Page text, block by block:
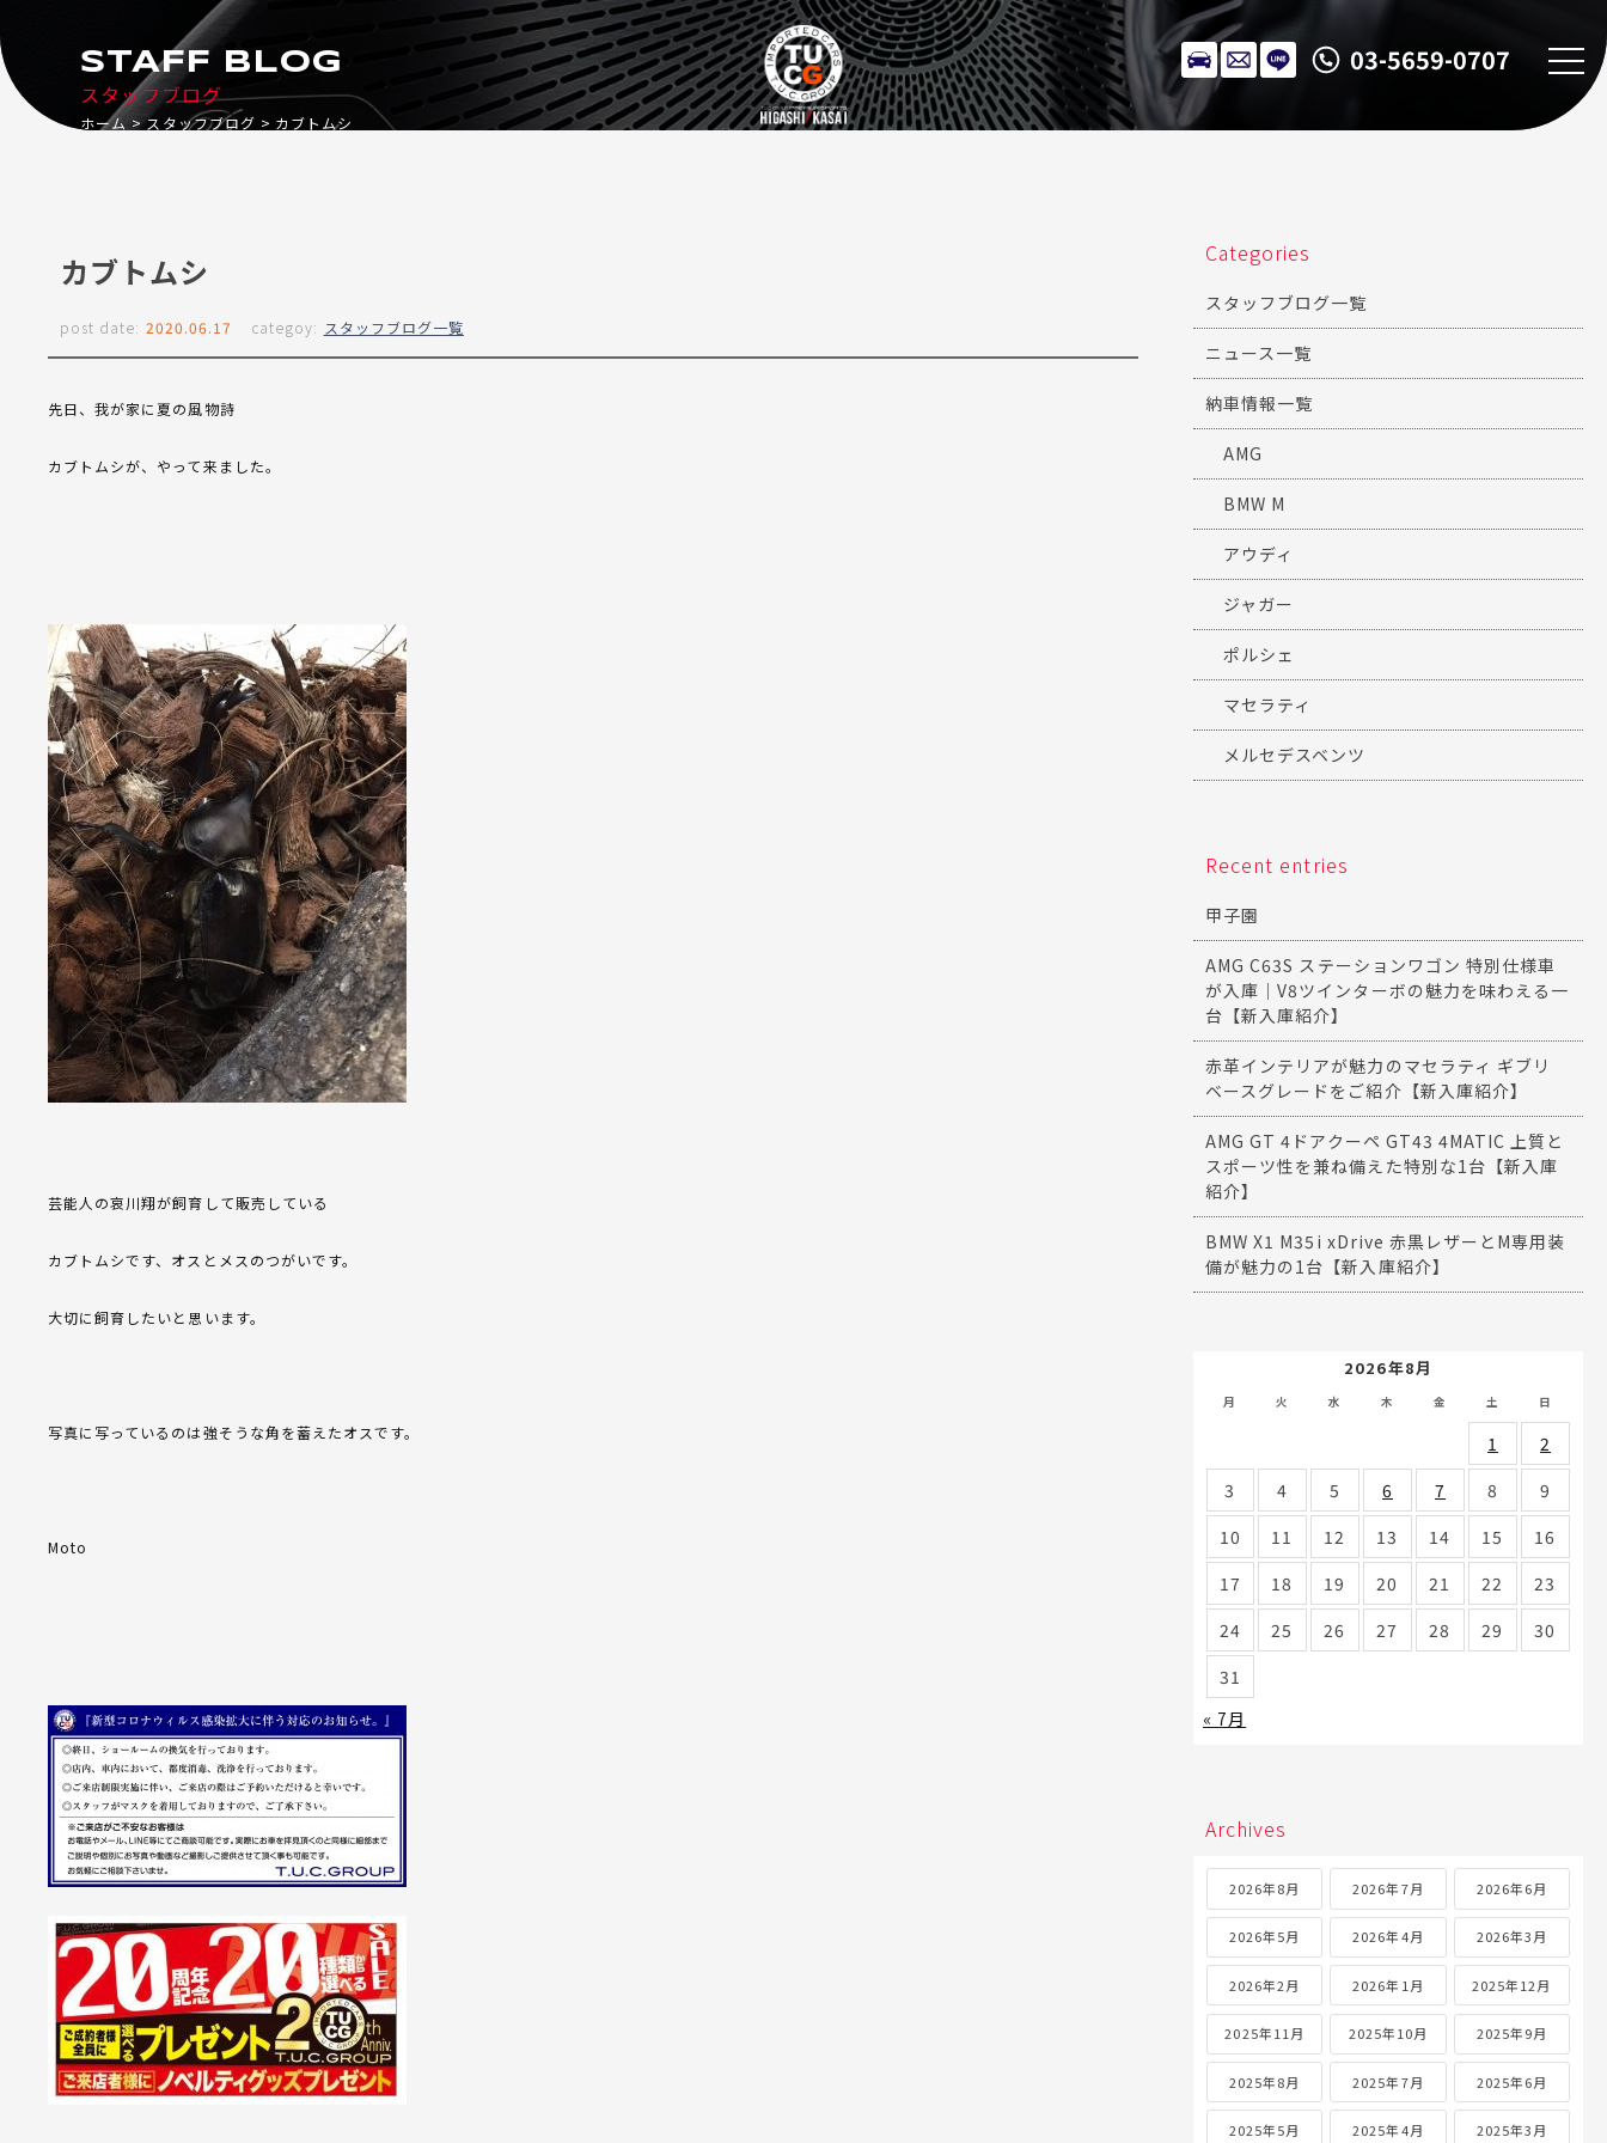
03-5659-0707
スタッフブログ
STAFF BLOG
ホーム スタッフブログ カブトムシ
カブトムシ
post date: 2020.06.17 categoy: スタッフブログ一覧
先日、我が家に夏の風物詩
カブトムシが、やって来ました。
芸能人の哀川翔が飼育して販売している
カブトムシです、オスとメスのつがいです。
大切に飼育したいと思います。
写真に写っているのは強そうな角を蓄えたオスです。
Moto
Categories
スタッフブログ一覧
ニュース一覧
納車情報一覧
AMG
BMW M
アウディ
ジャガー
ポルシェ
マセラティ
メルセデスベンツ
Recent entries
甲子園
AMG C63S ステーションワゴン 特別仕様車
が入庫｜V8ツインターボの魅力を味わえる一
台【新入庫紹介】
赤革インテリアが魅力のマセラティ ギブリ
ベースグレードをご紹介【新入庫紹介】
AMG GT 4ドアクーペ GT43 4MATIC 上質と
スポーツ性を兼ね備えた特別な1台【新入庫
紹介】
BMW X1 M35i xDrive 赤黒レザーとM専用装
備が魅力の1台【新入庫紹介】
2026年8月
月 火 水 木 金 土 日
1
2
3
4 5 6 7 8
9
10
11 12 13 14 15
16
17
18 19 20 21 22
23
24
25 26 27 28 29
30
31
« 7月
Archives
2026年8月 2026年7月 2026年6月
2026年5月 2026年4月 2026年3月
2026年2月 2026年1月 2025年12月
2025年11月 2025年10月 2025年9月
2025年8月 2025年7月 2025年6月
2025年5月 2025年4月 2025年3月